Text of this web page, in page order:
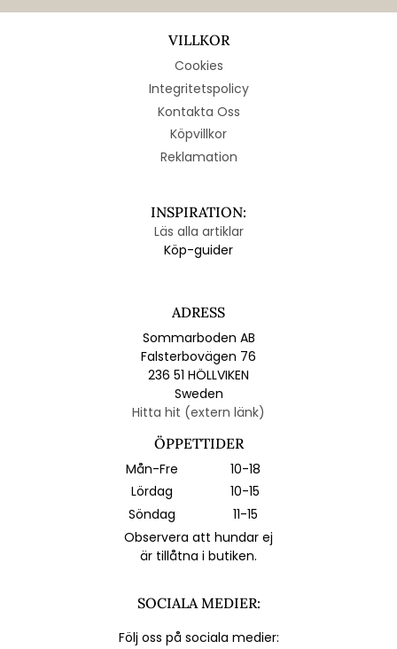
VILLKOR
Cookies
Integritetspolicy
Kontakta Oss
Köpvillkor
Reklamation
INSPIRATION:
Läs alla artiklar
Köp-guider
ADRESS
Sommarboden AB
Falsterbovägen 76
236 51 HÖLLVIKEN
Sweden
Hitta hit (extern länk)
ÖPPETTIDER
Mån-Fre
10-18
Lördag
10-15
Söndag
11-15
Observera att hundar ej
är tillåtna i butiken.
SOCIALA MEDIER:
Följ oss på sociala medier: